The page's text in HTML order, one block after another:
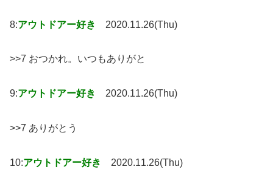
8:アウトドアー好き 2020.11.26(Thu)
>>7 おつかれ。いつもありがと
9:アウトドアー好き 2020.11.26(Thu)
>>7 ありがとう
10:アウトドアー好き 2020.11.26(Thu)